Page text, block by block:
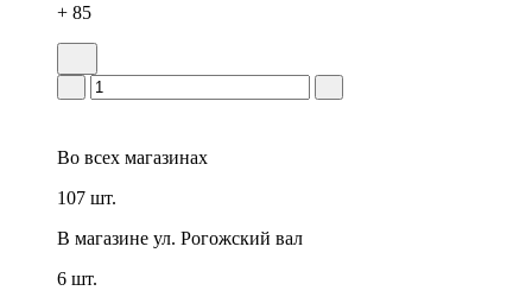
+ 85
Во всех магазинах
107 шт.
В магазине ул. Рогожский вал
6 шт.